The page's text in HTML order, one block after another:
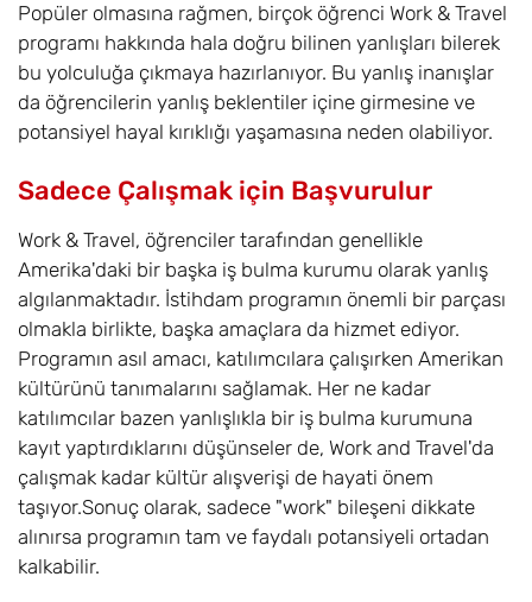
Popüler olmasına rağmen, birçok öğrenci Work & Travel
programı hakkında hala doğru bilinen yanlışları bilerek
bu yolculuğa çıkmaya hazırlanıyor. Bu yanlış inanışlar
da öğrencilerin yanlış beklentiler içine girmesine ve
potansiyel hayal kırıklığı yaşamasına neden olabiliyor.
Sadece Çalışmak için Başvurulur
Work & Travel, öğrenciler tarafından genellikle
Amerika'daki bir başka iş bulma kurumu olarak yanlış
algılanmaktadır. İstihdam programın önemli bir parçası
olmakla birlikte, başka amaçlara da hizmet ediyor.
Programın asıl amacı, katılımcılara çalışırken Amerikan
kültürünü tanımalarını sağlamak. Her ne kadar
katılımcılar bazen yanlışlıkla bir iş bulma kurumuna
kayıt yaptırdıklarını düşünseler de, Work and Travel'da
çalışmak kadar kültür alışverişi de hayati önem
taşıyor.Sonuç olarak, sadece "work" bileşeni dikkate
alınırsa programın tam ve faydalı potansiyeli ortadan
kalkabilir.